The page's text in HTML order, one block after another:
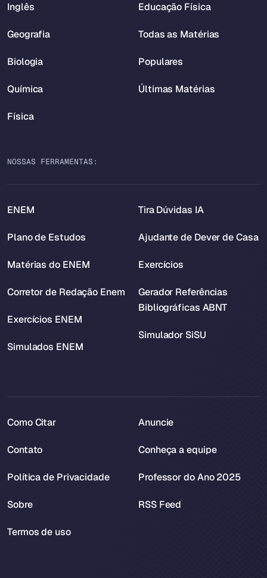
Inglês
Geografia
Biologia
Química
Física
Educação Física
Todas as Matérias
Populares
Últimas Matérias
NOSSAS FERRAMENTAS:
ENEM
Plano de Estudos
Matérias do ENEM
Corretor de Redação Enem
Exercícios ENEM
Simulados ENEM
Tira Dúvidas IA
Ajudante de Dever de Casa
Exercícios
Gerador Referências
Bibliográficas ABNT
Simulador SiSU
Como Citar
Contato
Política de Privacidade
Sobre
Termos de uso
Anuncie
Conheça a equipe
Professor do Ano 2025
RSS Feed